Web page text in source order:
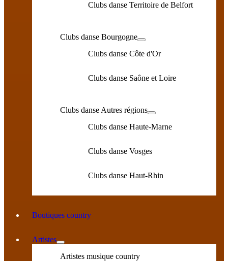
Clubs danse Territoire de Belfort
Clubs danse Bourgogne
Clubs danse Côte d'Or
Clubs danse Saône et Loire
Clubs danse Autres régions
Clubs danse Haute-Marne
Clubs danse Vosges
Clubs danse Haut-Rhin
Boutiques country
Artistes
Artistes musique country